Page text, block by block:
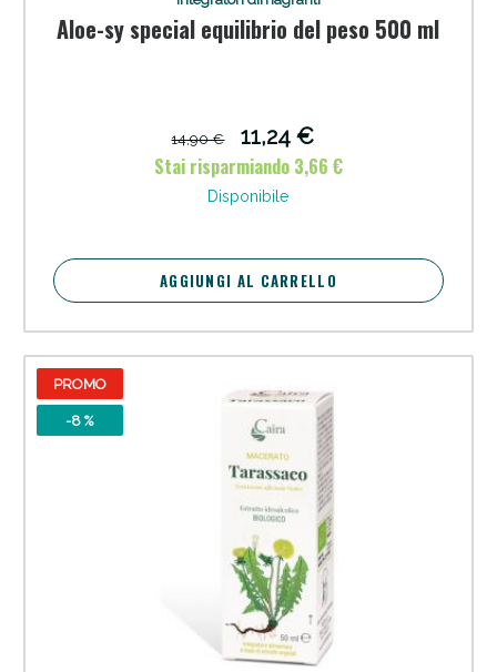
Aloe-sy special equilibrio del peso 500 ml
14,90 €
11,24 €
Stai risparmiando 3,66 €
Disponibile
AGGIUNGI AL CARRELLO
PROMO
-8 %